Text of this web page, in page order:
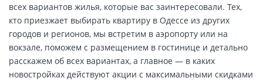
всех вариантов жилья, которые вас заинтересовали. Тех,
кто приезжает выбирать квартиру в Одессе из других
городов и регионов, мы встретим в аэропорту или на
вокзале, поможем с размещением в гостинице и детально
расскажем об всех вариантах, а главное — в каких
новостройках действуют акции с максимальными скидками